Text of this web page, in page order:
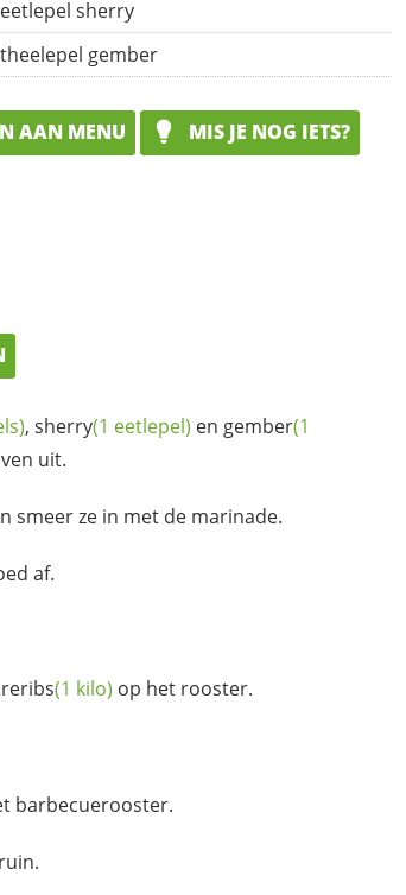
sherry
gember
AAN MENU
MIS JE NOG IETS?
, sherry(1 eetlepel) en gember(1
uit.
smeer ze in met de marinade.
af.
(1 kilo) op het rooster.
barbecuerooster.